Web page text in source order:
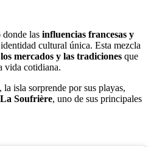
donde las influencias francesas y
cultural única. Esta mezcla
mercados y las tradiciones que
vida cotidiana.
isla sorprende por sus playas,
La Soufrière, uno de sus principales